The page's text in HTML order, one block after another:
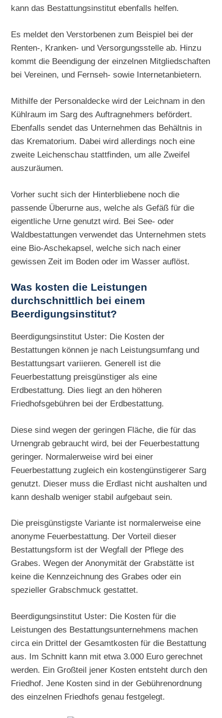
kann das Bestattungsinstitut ebenfalls helfen.
Es meldet den Verstorbenen zum Beispiel bei der
Renten-, Kranken- und Versorgungsstelle ab. Hinzu
kommt die Beendigung der einzelnen Mitgliedschaften
bei Vereinen, und Fernseh- sowie Internetanbietern.
Mithilfe der Personaldecke wird der Leichnam in den
Kühlraum im Sarg des Auftragnehmers befördert.
Ebenfalls sendet das Unternehmen das Behältnis in
das Krematorium. Dabei wird allerdings noch eine
zweite Leichenschau stattfinden, um alle Zweifel
auszuräumen.
Vorher sucht sich der Hinterbliebene noch die
passende Überurne aus, welche als Gefäß für die
eigentliche Urne genutzt wird. Bei See- oder
Waldbestattungen verwendet das Unternehmen stets
eine Bio-Aschekapsel, welche sich nach einer
gewissen Zeit im Boden oder im Wasser auflöst.
Was kosten die Leistungen
durchschnittlich bei einem
Beerdigungsinstitut?
Beerdigungsinstitut Uster: Die Kosten der
Bestattungen können je nach Leistungsumfang und
Bestattungsart variieren. Generell ist die
Feuerbestattung preisgünstiger als eine
Erdbestattung. Dies liegt an den höheren
Friedhofsgebühren bei der Erdbestattung.
Diese sind wegen der geringen Fläche, die für das
Urnengrab gebraucht wird, bei der Feuerbestattung
geringer. Normalerweise wird bei einer
Feuerbestattung zugleich ein kostengünstigerer Sarg
genutzt. Dieser muss die Erdlast nicht aushalten und
kann deshalb weniger stabil aufgebaut sein.
Die preisgünstigste Variante ist normalerweise eine
anonyme Feuerbestattung. Der Vorteil dieser
Bestattungsform ist der Wegfall der Pflege des
Grabes. Wegen der Anonymität der Grabstätte ist
keine die Kennzeichnung des Grabes oder ein
spezieller Grabschmuck gestattet.
Beerdigungsinstitut Uster: Die Kosten für die
Leistungen des Bestattungsunternehmens machen
circa ein Drittel der Gesamtkosten für die Bestattung
aus. Im Schnitt kann mit etwa 3.000 Euro gerechnet
werden. Ein Großteil jener Kosten entsteht durch den
Friedhof. Jene Kosten sind in der Gebührenordnung
des einzelnen Friedhofs genau festgelegt.